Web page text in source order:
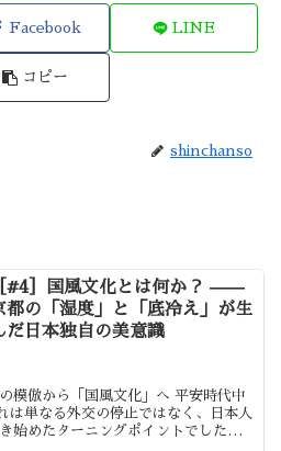
Facebook LINE
コピー
shinchanso
#4］国風文化とは何か？ ——
都の「湿度」と「底冷え」が生
だ日本独自の美意識
倣から「国風文化」へ 平安時代中
は単なる外交の停止ではなく、日本人
始めたターニングポイントでした。